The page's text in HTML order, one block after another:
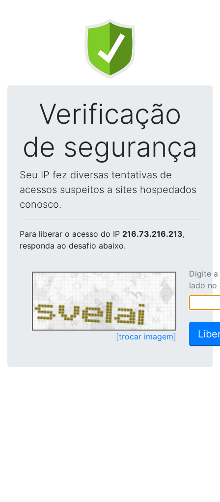
Verificação
de segurança
Seu IP fez diversas tentativas de
acessos suspeitos a sites hospedados
conosco.
Para liberar o acesso do IP 216.73.216.213,
responda ao desafio abaixo.
[trocar imagem]
Digite
lado no